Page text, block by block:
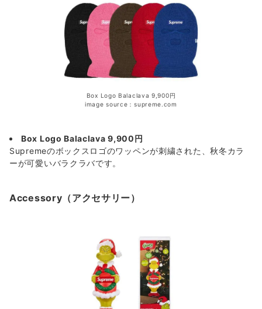
Box Logo Balaclava 9,900円
image source：supreme.com
Box Logo Balaclava 9,900円
Supremeのボックスロゴのワッペンが刺繍された、秋冬カラ
ーが可愛いバラクラバです。
Accessory（アクセサリー）